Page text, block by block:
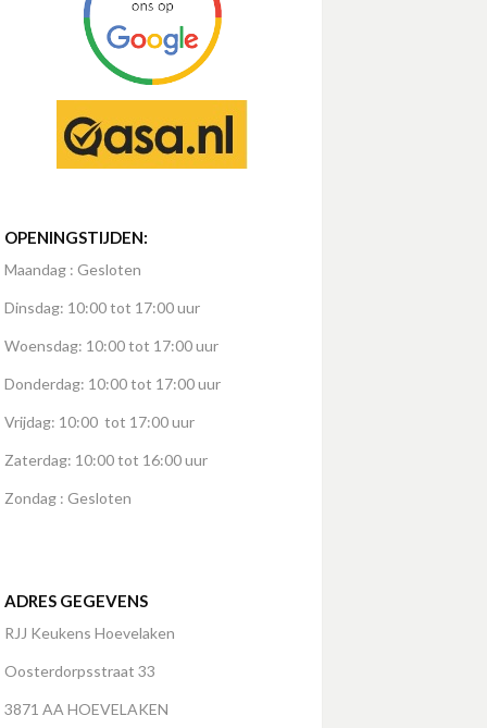
OPENINGSTIJDEN:
Maandag : Gesloten
Dinsdag: 10:00 tot 17:00 uur
Woensdag: 10:00 tot 17:00 uur
Donderdag: 10:00 tot 17:00 uur
Vrijdag: 10:00 tot 17:00 uur
Zaterdag: 10:00 tot 16:00 uur
Zondag : Gesloten
ADRES GEGEVENS
RJJ Keukens Hoevelaken
Oosterdorpsstraat 33
3871 AA HOEVELAKEN